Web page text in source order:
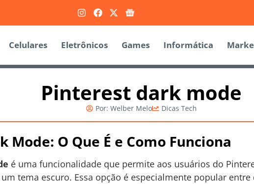
Celulares Eletrônicos Games Informática
Pinterest dark mode
Por: Welber Melo Dicas Tech
Mode: O Que É e Como Funciona
é uma funcionalidade que permite aos usuários do
tema escuro. Essa opção é especialmente popular